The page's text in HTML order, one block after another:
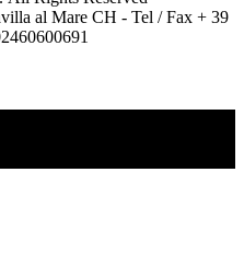
al Mare CH - Tel / Fax + 39